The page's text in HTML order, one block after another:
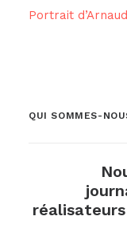
Portrait
QUI SOMMES-